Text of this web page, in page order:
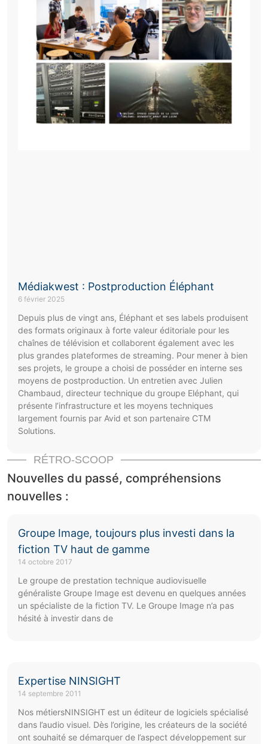
Médiakwest : Postproduction Éléphant
6 février 2025
Depuis plus de vingt ans, Éléphant et ses labels produisent
des formats originaux à forte valeur éditoriale pour les
chaînes de télévision et collaborent également avec les
plus grandes plateformes de streaming. Pour mener à bien
ses projets, le groupe a choisi de posséder en interne ses
moyens de postproduction. Un entretien avec Julien
Chambaud, directeur technique du groupe Eléphant, qui
présente l’infrastructure et les moyens techniques
largement fournis par Avid et son partenaire CTM
Solutions.
RÉTRO-SCOOP
Nouvelles du passé, compréhensions
nouvelles :
Groupe Image, toujours plus investi dans la
fiction TV haut de gamme
14 octobre 2017
Le groupe de prestation technique audiovisuelle
généraliste Groupe Image est devenu en quelques années
un spécialiste de la fiction TV. Le Groupe Image n’a pas
hésité à investir dans de
Expertise NINSIGHT
14 septembre 2011
Nos métiersNINSIGHT est un éditeur de logiciels spécialisé
dans l’audio visuel. Dès l’origine, les créateurs de la société
ont souhaité se démarquer de l’aspect développement sur